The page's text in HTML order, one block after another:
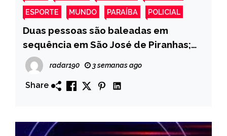
ESPORTE MUNDO PARAÍBA POLICIAL
Duas pessoas são baleadas em
sequência em São José de Piranhas;
polícia investiga possível retaliação
radar190 3 semanas ago
Share